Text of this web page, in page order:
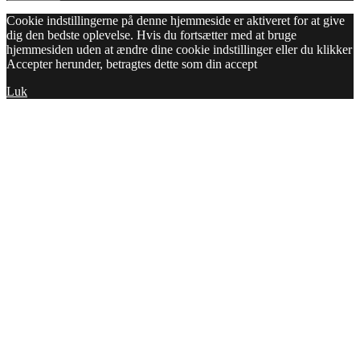
Cookie indstillingerne på denne hjemmeside er aktiveret for at give
dig den bedste oplevelse. Hvis du fortsætter med at bruge
hjemmesiden uden at ændre dine cookie indstillinger eller du klikker
Accepter herunder, betragtes dette som din accept
Luk